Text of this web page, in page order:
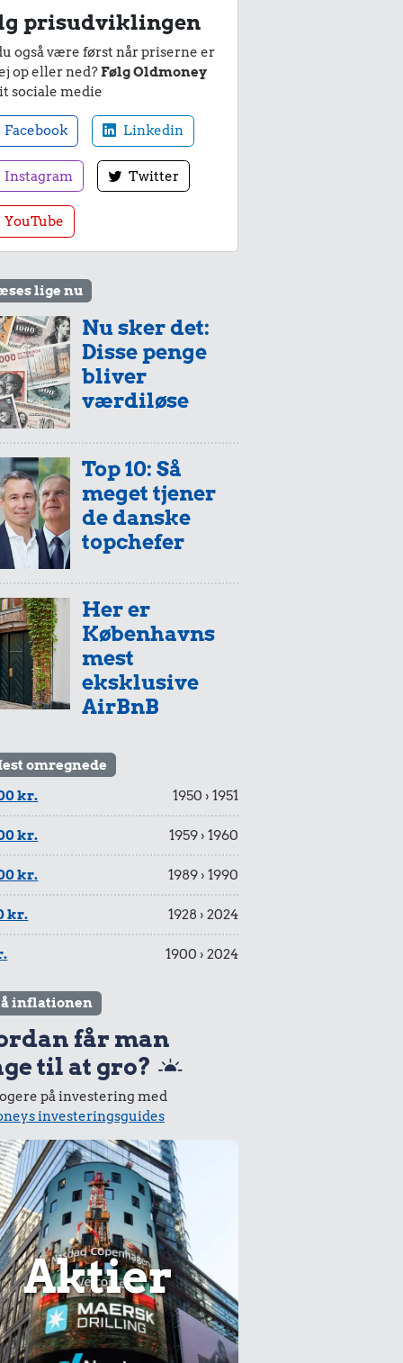
prisudviklingen
også være først når priserne er
op eller ned?Følg Oldmoney
sociale medie
Facebook Linkedin
Instagram Twitter
YouTube
lige nu
Nu sker det:
Disse penge
bliver
værdiløse
Top 10: Så
meget tjener
de danske
topchefer
Her er
Københavns
mest
eksklusive
AirBnB
omregnede
kr.
1950 › 1951
kr. 1959 › 1960
kr. 1989 › 1990
kr. 1928 › 2024
1900 › 2024
inflationen
får man
til at gro?
på investering med
investeringsguides
Aktier